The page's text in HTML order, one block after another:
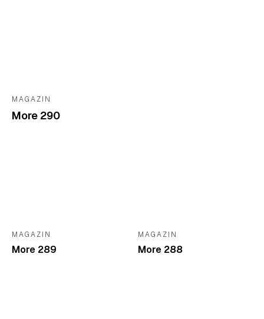
MAGAZIN
More 290
MAGAZIN
More 289
MAGAZIN
More 288